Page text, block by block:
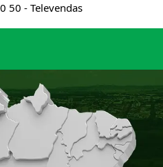
50 - Televendas